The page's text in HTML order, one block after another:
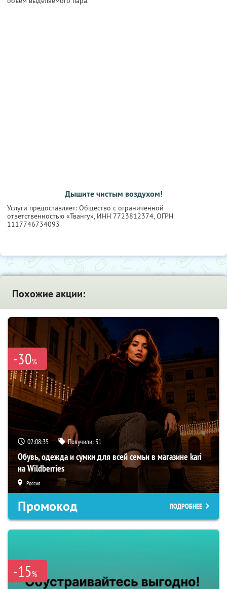
Дышите чистым воздухом!
Услуги предоставляет: Общество с ограниченной
ответственностью «Твангу», ИНН 7723812374, ОГРН
1117746734093
Похожие акции:
-30%
02:08:33 Получили: 31
Обувь, одежда и сумки для всей семьи в магазине kari
на Wildberries
Россия
Промокод ПОДРОБНЕЕ
-15%